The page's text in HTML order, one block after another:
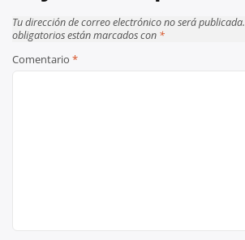
Tu dirección de correo electrónico no será publicada.
obligatorios están marcados con *
Comentario *